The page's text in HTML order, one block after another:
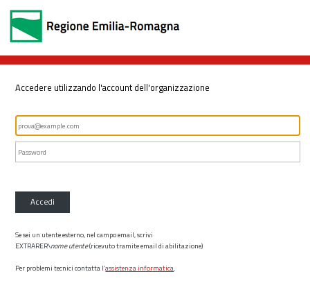
Accedere utilizzando l'account dell'organizzazione
Accedi
Se sei un utente esterno, nel campo email, scrivi
EXTRARER\nome utente(ricevuto tramite email di abilitazione)
Per problemi tecnici contatta l’assistenza informatica.